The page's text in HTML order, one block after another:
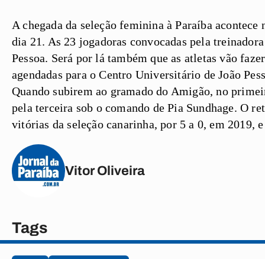
A chegada da seleção feminina à Paraíba
dia 21. As 23 jogadoras convocadas pela
Pessoa. Será por lá também que as atletas vão
agendadas para o Centro Universitário de João
Quando subirem ao gramado do Amigão, no
pela terceira sob o comando de Pia Sundhage. O
vitórias da seleção canarinha, por 5 a 0, em 2019,
Vitor Oliveira
Tags